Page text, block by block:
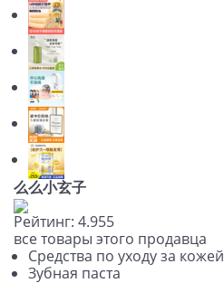
么么小玄子
Рейтинг: 4.955
все товары этого продавца
Средства по уходу за кожей
Зубная паста